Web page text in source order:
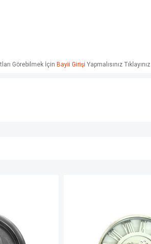
Görebilmek İçin Bayii Girişi Yapmalısınız Tıklayınız